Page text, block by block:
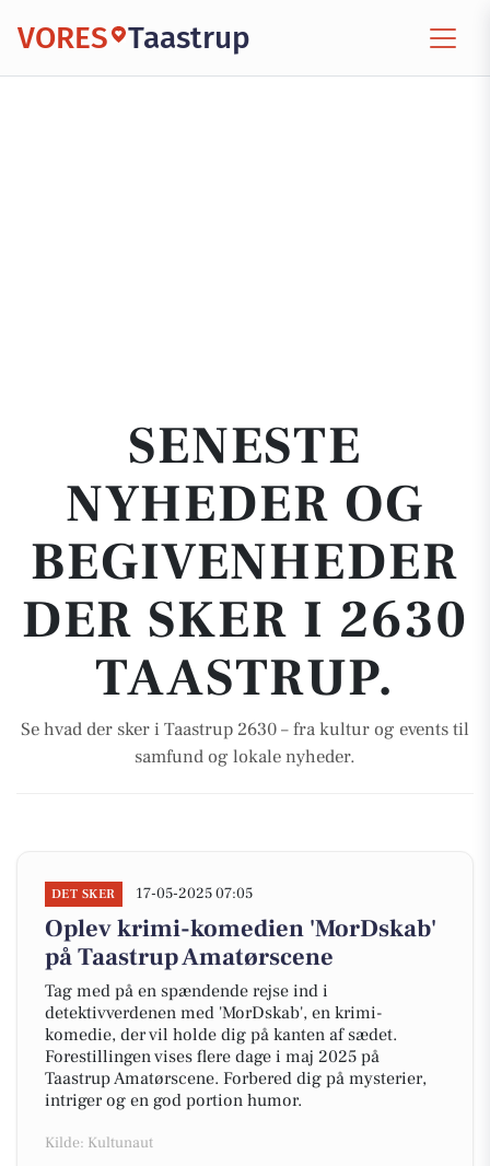
VORES Taastrup
SENESTE
NYHEDER OG
BEGIVENHEDER
DER SKER I 2630
TAASTRUP.
Se hvad der sker i Taastrup 2630 – fra kultur og events til
samfund og lokale nyheder.
DET SKER 17-05-2025 07:05
Oplev krimi-komedien 'MorDskab'
på Taastrup Amatørscene
Tag med på en spændende rejse ind i
detektivverdenen med 'MorDskab', en krimi-
komedie, der vil holde dig på kanten af sædet.
Forestillingen vises flere dage i maj 2025 på
Taastrup Amatørscene. Forbered dig på mysterier,
intriger og en god portion humor.
Kilde: Kultunaut